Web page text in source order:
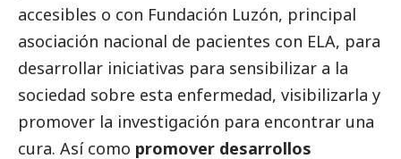
accesibles o con Fundación Luzón, principal
asociación nacional de pacientes con ELA, para
desarrollar iniciativas para sensibilizar a la
sociedad sobre esta enfermedad, visibilizarla y
promover la investigación para encontrar una
cura. Así como promover desarrollos